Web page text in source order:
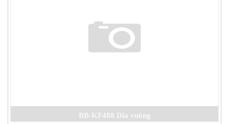
BB-KF488 Dĩa vuông